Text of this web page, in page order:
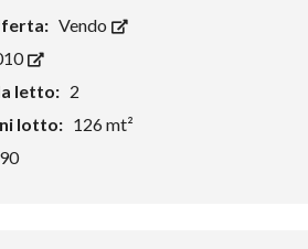
Vendo
letto: 2
lotto: 126 mt²